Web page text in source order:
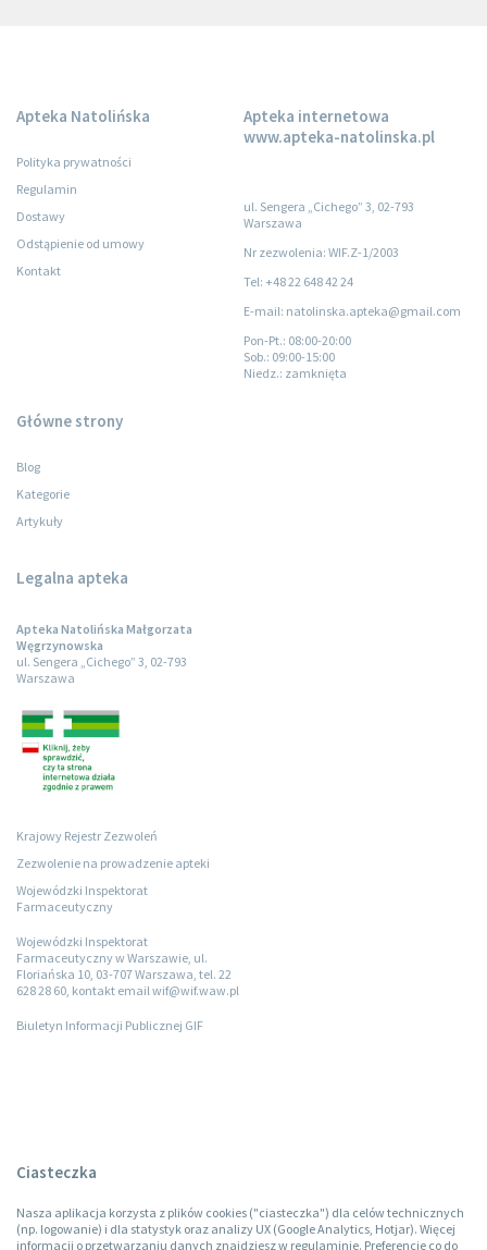
Apteka Natolińska
Polityka prywatności
Regulamin
Dostawy
Odstąpienie od umowy
Kontakt
Apteka internetowa
www.apteka-natolinska.pl
ul. Sengera „Cichego” 3, 02-793
Warszawa
Nr zezwolenia: WIF.Z-1/2003
Tel: +48 22 648 42 24
E-mail: natolinska.apteka@gmail.com
Pon-Pt.: 08:00-20:00
Sob.: 09:00-15:00
Niedz.: zamknięta
Główne strony
Blog
Kategorie
Artykuły
Legalna apteka
Apteka Natolińska Małgorzata
Węgrzynowska
ul. Sengera „Cichego” 3, 02-793
Warszawa
Krajowy Rejestr Zezwoleń
Zezwolenie na prowadzenie apteki
Wojewódzki Inspektorat
Farmaceutyczny
Wojewódzki Inspektorat
Farmaceutyczny w Warszawie, ul.
Floriańska 10, 03-707 Warszawa, tel. 22
628 28 60, kontakt email wif@wif.waw.pl
Biuletyn Informacji Publicznej GIF
Ciasteczka
Nasza aplikacja korzysta z plików cookies ("ciasteczka") dla celów technicznych
(np. logowanie) i dla statystyk oraz analizy UX (Google Analytics, Hotjar). Więcej
informacji o przetwarzaniu danych znajdziesz w regulaminie. Preferencje co do